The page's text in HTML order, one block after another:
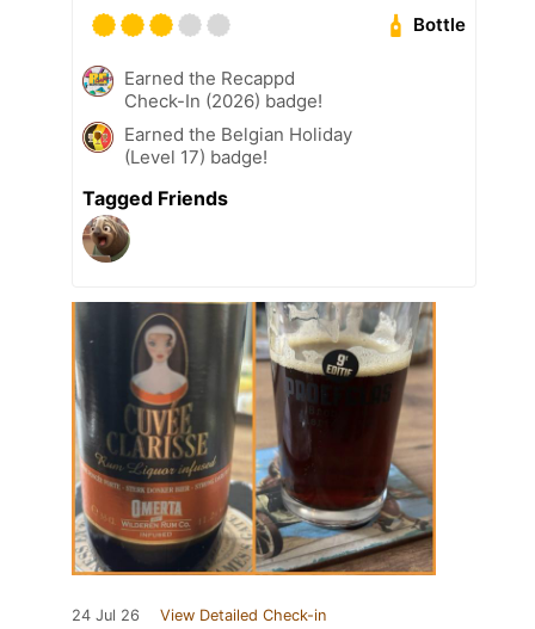
Bottle
Earned the Recappd
Check-In (2026) badge!
Earned the Belgian Holiday
(Level 17) badge!
Tagged Friends
24 Jul 26 View Detailed Check-in